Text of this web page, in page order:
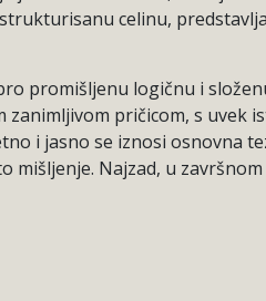
celinu,
promišljenu logičnu i
pričicom, s uvek
i jasno se iznosi osnovna
Najzad, u